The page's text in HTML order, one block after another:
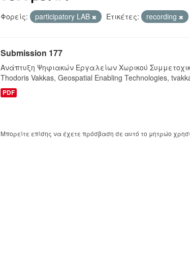
Φορείς: participatory LAB Ετικέτες: recording
Submission 177
Ανάπτυξη Ψηφιακών Εργαλείων Χωρικού
Thodoris Vakkas, Geospatial Enabling Technologies,
PDF
Μπορείτε επίσης να έχετε πρόσβαση σε αυτό το μητρώο